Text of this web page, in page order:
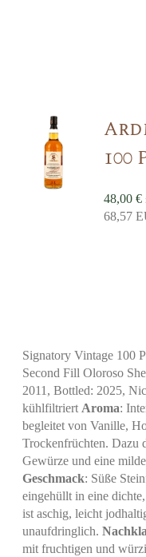
48,00€
68,57
Signatory Vintage 100
Second Fill Oloroso
2011, Bottled: 2025,
kühlfiltriert Aroma:
begleitet von Vanille,
Trockenfrüchten. Dazu
Gewürze und eine
Geschmack: Süße
eingehüllt in eine
ist aschig, leicht
unaufdringlich.
mit fruchtigen und